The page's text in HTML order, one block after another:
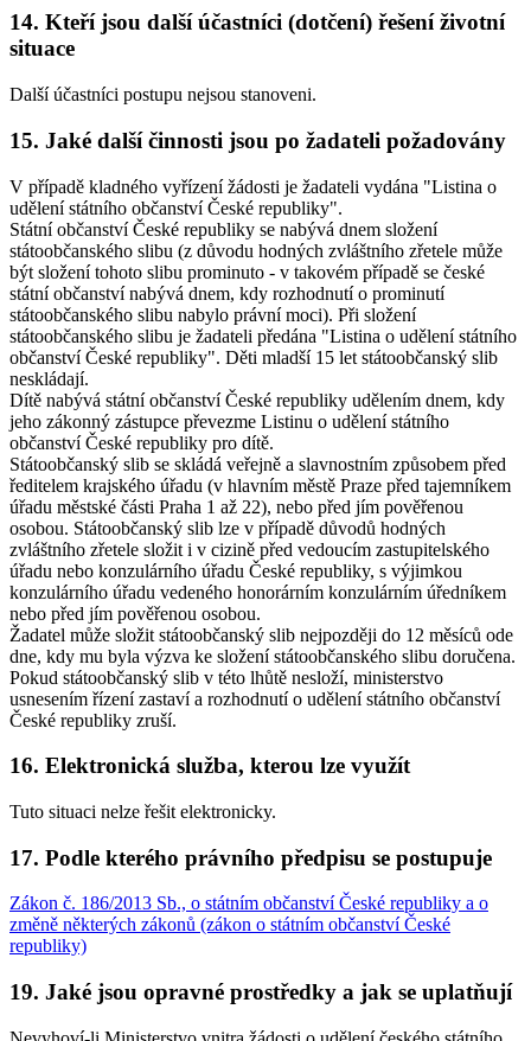
14. Kteří jsou další účastníci (dotčení) řešení životní
situace
Další účastníci postupu nejsou stanoveni.
15. Jaké další činnosti jsou po žadateli požadovány
V případě kladného vyřízení žádosti je žadateli vydána "Listina o
udělení státního občanství České republiky".
Státní občanství České republiky se nabývá dnem složení
státoobčanského slibu (z důvodu hodných zvláštního zřetele může
být složení tohoto slibu prominuto - v takovém případě se české
státní občanství nabývá dnem, kdy rozhodnutí o prominutí
státoobčanského slibu nabylo právní moci). Při složení
státoobčanského slibu je žadateli předána "Listina o udělení státního
občanství České republiky". Děti mladší 15 let státoobčanský slib
neskládají.
Dítě nabývá státní občanství České republiky udělením dnem, kdy
jeho zákonný zástupce převezme Listinu o udělení státního
občanství České republiky pro dítě.
Státoobčanský slib se skládá veřejně a slavnostním způsobem před
ředitelem krajského úřadu (v hlavním městě Praze před tajemníkem
úřadu městské části Praha 1 až 22), nebo před jím pověřenou
osobou. Státoobčanský slib lze v případě důvodů hodných
zvláštního zřetele složit i v cizině před vedoucím zastupitelského
úřadu nebo konzulárního úřadu České republiky, s výjimkou
konzulárního úřadu vedeného honorárním konzulárním úředníkem
nebo před jím pověřenou osobou.
Žadatel může složit státoobčanský slib nejpozději do 12 měsíců ode
dne, kdy mu byla výzva ke složení státoobčanského slibu doručena.
Pokud státoobčanský slib v této lhůtě nesloží, ministerstvo
usnesením řízení zastaví a rozhodnutí o udělení státního občanství
České republiky zruší.
16. Elektronická služba, kterou lze využít
Tuto situaci nelze řešit elektronicky.
17. Podle kterého právního předpisu se postupuje
Zákon č. 186/2013 Sb., o státním občanství České republiky a o
změně některých zákonů (zákon o státním občanství České
republiky)
19. Jaké jsou opravné prostředky a jak se uplatňují